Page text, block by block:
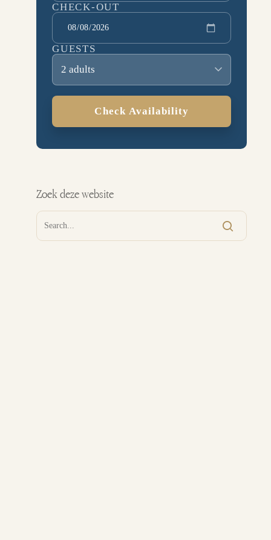
CHECK-OUT
GUESTS
2 adults
Check Availability
Zoek deze website